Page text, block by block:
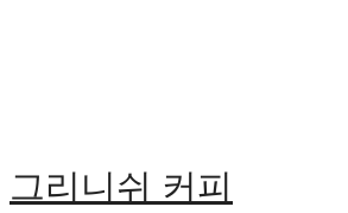
그리니쉬 커피